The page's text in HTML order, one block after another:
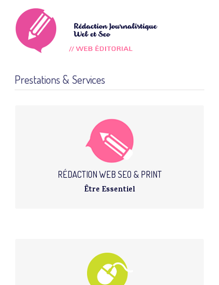
Prestations & Services
RÉDACTION WEB SEO & PRINT
Être Essentiel
STRATÉGIE DE CONTENUS
Audit de votre site web
Print/Web Editing
Community Management
CRÉATION - RELOOKING - MAINTENANCE ÉDITORIALE